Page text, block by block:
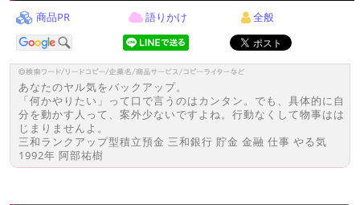
商品PR 語りかけ 全般
あなたのヤル気をバックアップ。
「何かやりたい」って口で言うのはカンタン。でも、具体的に自
分を動かす人って、案外少ないですよね。行動なくして物事はは
じまりませんよ。
三和ランクアップ型積立預金 三和銀行 貯金 金融 仕事 やる気
1992年 阿部祐樹